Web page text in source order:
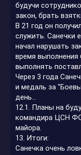
будучи
закон, брать
В 21 год он
служить. Санечки
начал нарушать
время
выполнять
Через 3 года
и медаль за
день...
12.1. Планы на
командира ЦСН
майора.
13. Итоги:
Санечка очень